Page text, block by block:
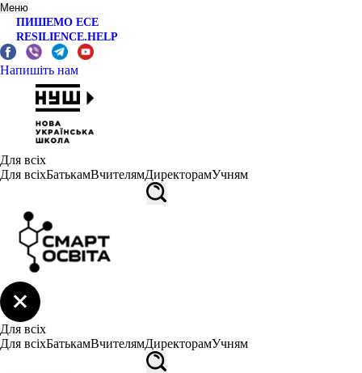
Меню
ПИШЕМО ЕСЕ
RESILIENCE.HELP
Напишіть нам
Для всіх
Для всіхБатькамВчителямДиректорамУчням
Для всіх
Для всіхБатькамВчителямДиректорамУчням